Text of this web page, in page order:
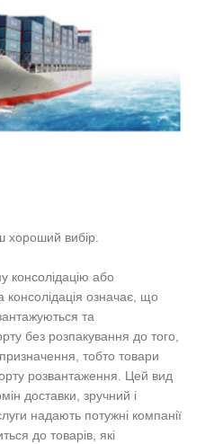
хороший вибір.
консолідацію або
консолідація означає, що
та
без розпакування до того,
тобто товари
розвантаження. Цей вид
доставки, зручний і
надають потужні компанії
до товарів, які